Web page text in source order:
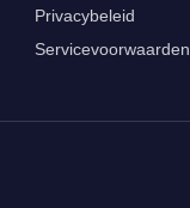
Privacybeleid
Servicevoorwaarden